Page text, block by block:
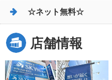
☆ネット無料☆
店舗情報